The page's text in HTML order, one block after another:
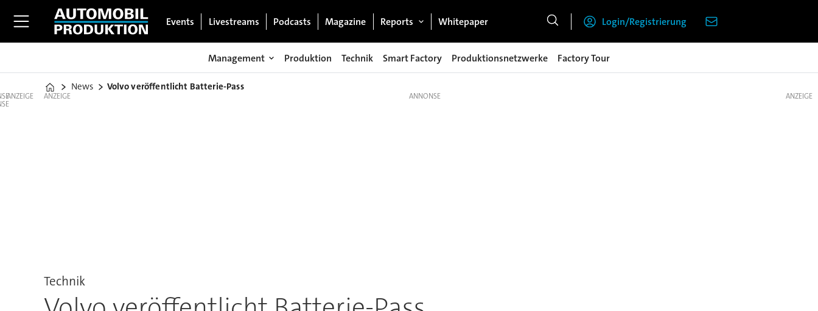
Events Livestreams Podcasts Magazine Reports Whitepaper Login/Registrierung
Management Produktion Technik Smart Factory Produktionsnetzwerke Factory Tour
Home
News Volvo veröffentlicht Batterie-Pass
ANZEIGE ANZEIGE
Technik
ANZEIGE